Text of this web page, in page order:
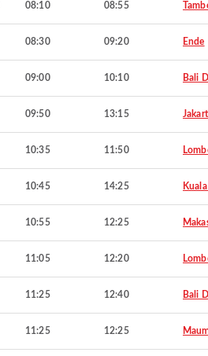
08:10 08:55
08:30 09:20 Ende
09:00 10:10 Bali
09:50 13:15
10:35 11:50
10:45 14:25
10:55 12:25
11:05 12:20
11:25 12:40 Bali
11:25 12:25